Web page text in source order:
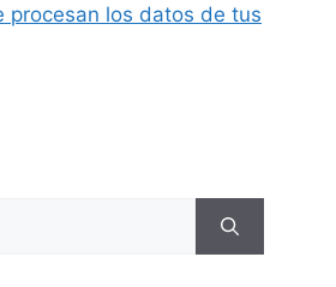
procesan los datos de tus